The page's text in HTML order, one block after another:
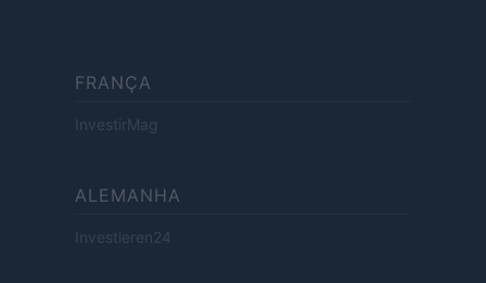
FRANÇA
InvestirMag
ALEMANHA
Investieren24